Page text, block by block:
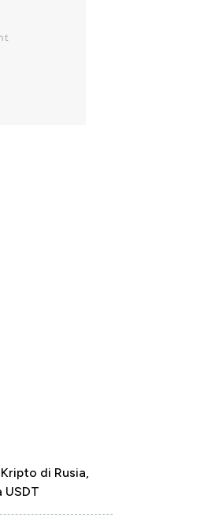
di Rusia,
USDT